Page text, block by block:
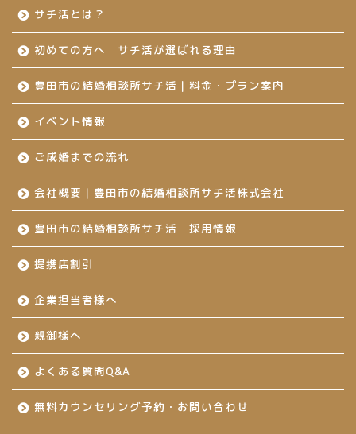
サチ活とは？
初めての方へ サチ活が選ばれる理由
豊田市の結婚相談所サチ活｜料金・プラン案内
イベント情報
ご成婚までの流れ
会社概要｜豊田市の結婚相談所サチ活株式会社
豊田市の結婚相談所サチ活 採用情報
提携店割引
企業担当者様へ
親御様へ
よくある質問Q&A
無料カウンセリング予約・お問い合わせ